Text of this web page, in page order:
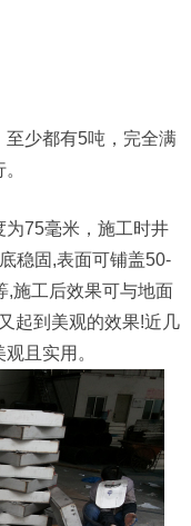
少都有5吨，完全满
为75毫米，施工时井
稳固,表面可铺盖50-
,施工后效果可与地面
起到美观的效果!近几
且实用。